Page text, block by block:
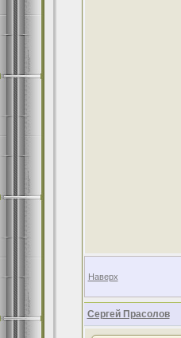
Наверх
Сергей Прасолов